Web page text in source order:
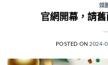
媒
官網開幕，請
POSTED ON 2024-